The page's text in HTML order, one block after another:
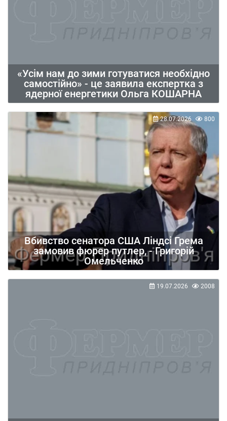
«Усім нам до зими готуватися необхідно
самостійно» - це заявила експертка з
ядерної енергетики Ольга КОШАРНА
Вбивство сенатора США Ліндсі Грема
замовив фюрер путлер, - Григорій
Омельченко
28.07.2026 800
19.07.2026 2008